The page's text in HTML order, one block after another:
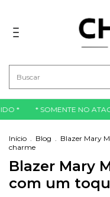
* * SOMENTE NO
Início . Blog . Blazer Mary
charme
Blazer Mary
com um